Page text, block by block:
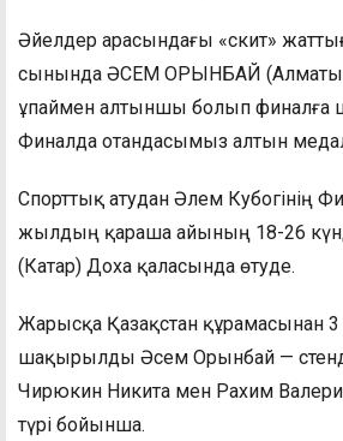
Әйелдер арасындағы «скит»
сынында ӘСЕМ ОРЫНБАЙ (Алматы
ұпаймен алтыншы болып финалға
Финалда отандасымыз алтын
Спорттық атудан Әлем Кубогінің
жылдың қараша айының 18-26
(Катар) Доха қаласында өтуде.
Жарысқа Қазақстан құрамасынан
шақырылды Әсем Орынбай —
Чирюкин Никита мен Рахим
түрі бойынша.